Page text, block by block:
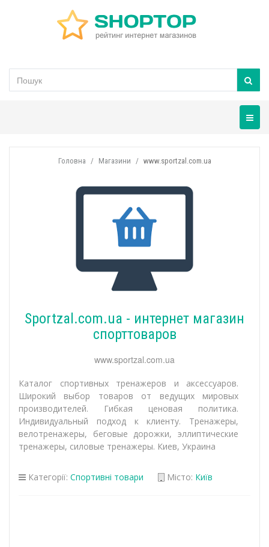
Головна Магазини www.sportzal.com.ua
Sportzal.com.ua - интернет магазин
спорттоваров
www.sportzal.com.ua
Каталог спортивных тренажеров и аксессуаров.
Широкий выбор товаров от ведущих мировых
производителей. Гибкая ценовая политика.
Индивидуальный подход к клиенту. Тренажеры,
велотренажеры, беговые дорожки, эллиптические
тренажеры, силовые тренажеры. Киев, Украина
Категорії: Спортивні товари Місто: Київ